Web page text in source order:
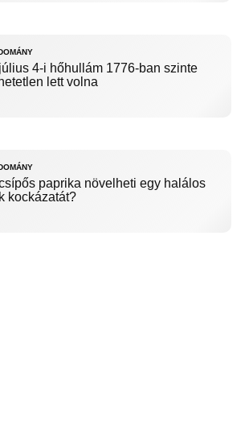
4-i hőhullám 1776-ban szinte
lett volna
paprika növelheti egy halálos
kockázatát?